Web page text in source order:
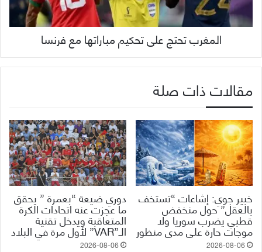
المغرب تحتج على تحكيم مباراتها مع فرنسا
مقالات ذات صلة
خبير جوي: إشاعات “تستخف
بالعقل” حول منخفض
قطبي يضرب سوريا ولا
موجات حارة على مدى منظور
2026-08-06
دوري ضيعة “بعمرة ” يحقق
ما عجزت عنه اتحادات الكرة
المتعاقبة ويدخل تقنية
الـ”VAR” لأول مرة في البلاد
2026-08-06